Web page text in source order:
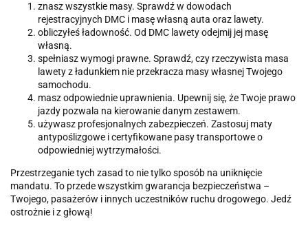
znasz wszystkie masy. Sprawdź w dowodach
rejestracyjnych DMC i masę własną auta oraz lawety.
obliczyłeś ładowność. Od DMC lawety odejmij jej masę
własną.
spełniasz wymogi prawne. Sprawdź, czy rzeczywista masa
lawety z ładunkiem nie przekracza masy własnej Twojego
samochodu.
masz odpowiednie uprawnienia. Upewnij się, że Twoje prawo
jazdy pozwala na kierowanie danym zestawem.
używasz profesjonalnych zabezpieczeń. Zastosuj maty
antypoślizgowe i certyfikowane pasy transportowe o
odpowiedniej wytrzymałości.
Przestrzeganie tych zasad to nie tylko sposób na uniknięcie
mandatu. To przede wszystkim gwarancja bezpieczeństwa –
Twojego, pasażerów i innych uczestników ruchu drogowego. Jedź
ostrożnie i z głową!